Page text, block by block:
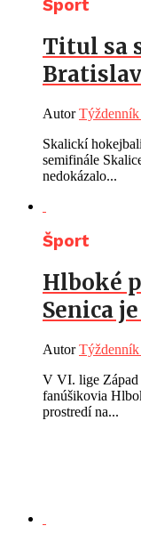
Šport
Titul sa
Autor
Skalickí
semifinále
nedokázalo...
Šport
Hlboké
Senica
Autor
V VI. lige Západ
fanúšikovia
prostredí na...